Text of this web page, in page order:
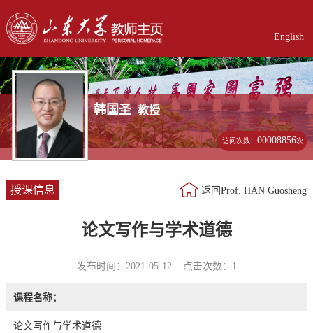
English
韩国圣 教授
访问次数：00008856次
授课信息 返回Prof. HAN Guosheng
论文写作与学术道德
发布时间：2021-05-12 点击次数： 1
课程名称：
论文写作与学术道德